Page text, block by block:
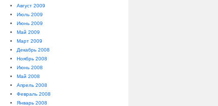
Август 2009
Июль 2009
Июнь 2009
Май 2009
Март 2009
Декабрь 2008
Ноябрь 2008
Июнь 2008
Май 2008
Апрель 2008
Февраль 2008
Январь 2008